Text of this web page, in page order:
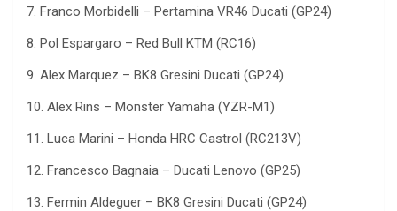
7. Franco Morbidelli – Pertamina VR46 Ducati (GP24)
8. Pol Espargaro – Red Bull KTM (RC16)
9. Alex Marquez – BK8 Gresini Ducati (GP24)
10. Alex Rins – Monster Yamaha (YZR-M1)
11. Luca Marini – Honda HRC Castrol (RC213V)
12. Francesco Bagnaia – Ducati Lenovo (GP25)
13. Fermin Aldeguer – BK8 Gresini Ducati (GP24)